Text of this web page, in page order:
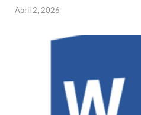
April 2, 2026